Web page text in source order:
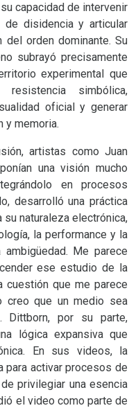
capacidad de intervenir
disidencia y articular
del orden dominante. Su
subrayó precisamente
experimental que
simbólica,
oficial y generar
y memoria.
artistas como Juan
una visión mucho
en procesos
desarrolló una práctica
naturaleza electrónica,
la performance y la
Me parece
ese estudio de la
cuestión que me parece
creo que un medio sea
Dittborn, por su parte,
lógica expansiva que
En sus videos, la
para activar procesos de
privilegiar una esencia
el video como parte de